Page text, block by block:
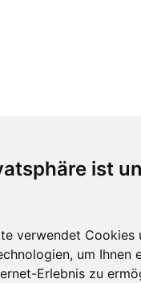
ist
verwendet Cookies
um Ihnen
Erlebnis zu